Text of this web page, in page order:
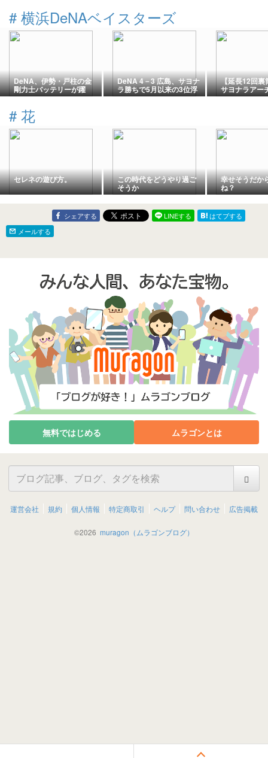
# 横浜DeNAベイスターズ
DeNA、伊勢・戸柱の金
剛力士バッテリーが躍
動！相川監督「伊勢が満
てくれた」
DeNA 4－3 広島、サヨナ
ラ勝ちで5月以来の3位浮
上！延長12回筒香が歓喜
【延長12回裏
サヨナラアー
イスターズvs
# 花
セレネの遊び方。 この時代をどうやり過ご
そうか
幸せそうだか
ね？
シェアする LINEする
はてブする
メールする
無料ではじめる ムラゴンとは
運営会社 規約 個人情報 特定商取引 ヘルプ 問い合わせ 広告掲載
©2026 muragon（ムラゴンブログ）